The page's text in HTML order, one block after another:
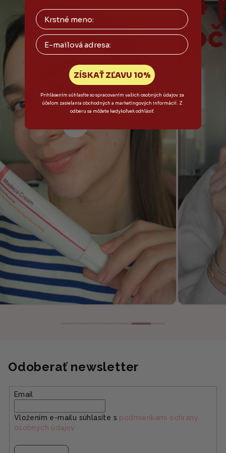
Odoberať newsletter
Email
Vložením e-mailu súhlasíte s podmienkami ochrany
osobných údajov
Email
ZÍSKAŤ ZĽAVU 10%
Prihlásením súhlasíte so spracovaním vašich osobných údajov za
účelom zasielania obchodných a marketingových informácií. Z
odberu sa môžete kedykoľvek odhlásiť